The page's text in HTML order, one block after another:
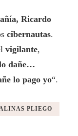
Ricardo
cibernautas.
vigilante,
dañe…
lo pago yo“.
PLIEGO